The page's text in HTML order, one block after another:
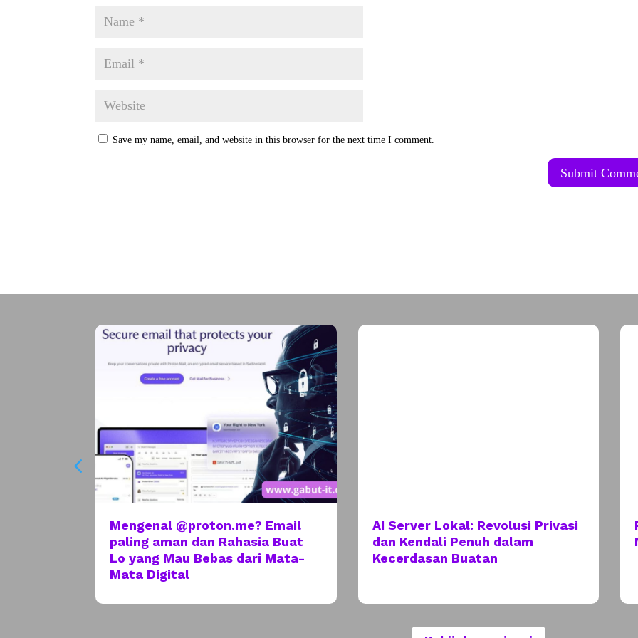
Save my name, email, and website in this browser for the next time I comment.
Submit
Mengenal @proton.me? Email
paling aman dan Rahasia Buat
Lo yang Mau Bebas dari Mata-
Mata Digital
AI Server Lokal: Revolusi Privasi
dan Kendali Penuh dalam
Kecerdasan Buatan